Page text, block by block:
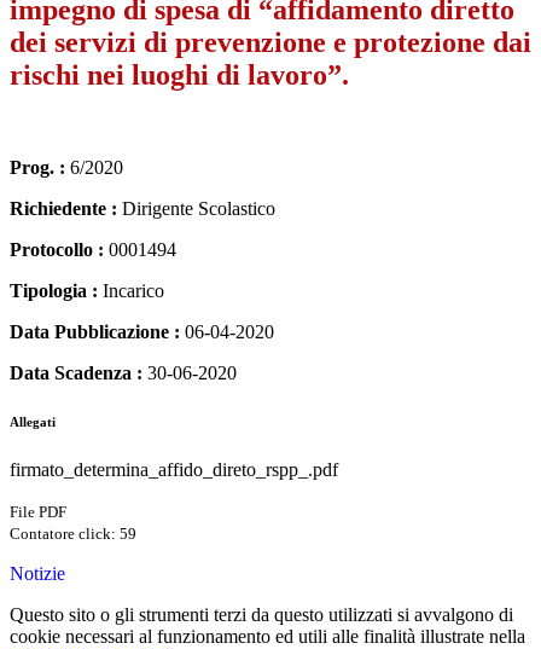
impegno di spesa di “affidamento diretto
dei servizi di prevenzione e protezione dai
rischi nei luoghi di lavoro”.
Prog. : 6/2020
Richiedente : Dirigente Scolastico
Protocollo : 0001494
Tipologia : Incarico
Data Pubblicazione : 06-04-2020
Data Scadenza : 30-06-2020
Allegati
firmato_determina_affido_direto_rspp_.pdf
File PDF
Contatore click: 59
Notizie
Questo sito o gli strumenti terzi da questo utilizzati si avvalgono di
cookie necessari al funzionamento ed utili alle finalità illustrate nella